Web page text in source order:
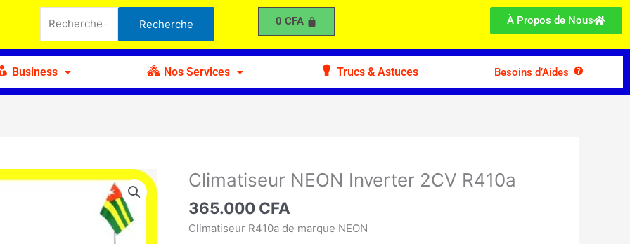
pour :
Recherche 0 CFA À Propos de Nous
Business Nos Services Trucs & Astuces Besoins d’Aides
Climatiseur NEON Inverter 2CV R410a
365.000 CFA
Climatiseur R410a de marque NEON
quantité
Climatiseur
NEON
R410a